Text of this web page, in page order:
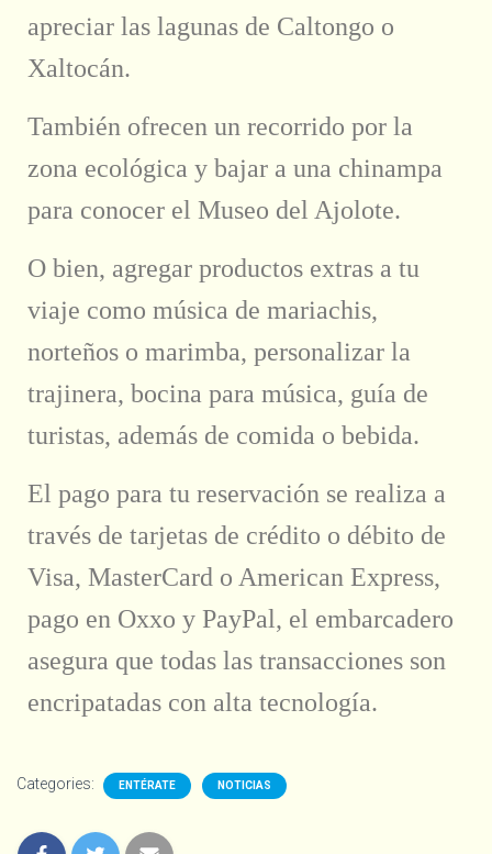
apreciar las lagunas de Caltongo o
Xaltocán.
También ofrecen un recorrido por la
zona ecológica y bajar a una chinampa
para conocer el Museo del Ajolote.
O bien, agregar productos extras a tu
viaje como música de mariachis,
norteños o marimba, personalizar la
trajinera, bocina para música, guía de
turistas, además de comida o bebida.
El pago para tu reservación se realiza a
través de tarjetas de crédito o débito de
Visa, MasterCard o American Express,
pago en Oxxo y PayPal, el embarcadero
asegura que todas las transacciones son
encripatadas con alta tecnología.
Categories: ENTÉRATE NOTICIAS